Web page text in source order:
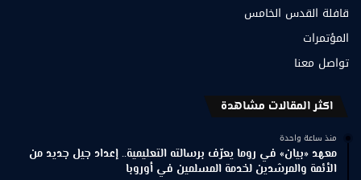
قافلة القدس الخامس
المؤتمرات
تواصل معنا
اكثر المقالات مشاهدة
منذ ساعة واحدة
معهد «بيان» في روما يعرّف برسالته التعليمية.. إعداد جيل جديد من
الأئمة والمرشدين لخدمة المسلمين في أوروبا